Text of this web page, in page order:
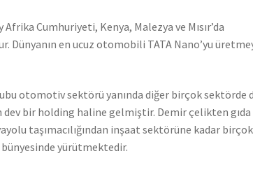
Afrika Cumhuriyeti, Kenya, Malezya ve Mısır’da
Dünyanın en ucuz otomobili TATA Nano’yu
otomotiv sektörü yanında diğer birçok sektörde
bir holding haline gelmiştir. Demir çelikten gıda
taşımacılığından inşaat sektörüne kadar birçok
yürütmektedir.